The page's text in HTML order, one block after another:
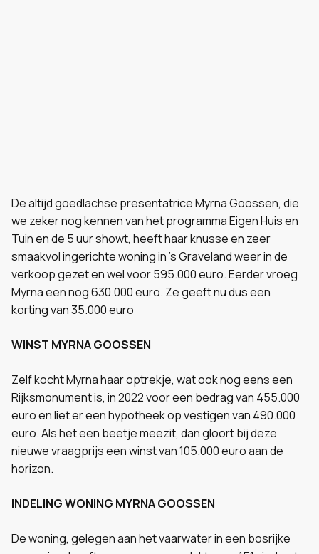
De altijd goedlachse presentatrice Myrna Goossen, die
we zeker nog kennen van het programma Eigen Huis en
Tuin en de 5 uur showt, heeft haar knusse en zeer
smaakvol ingerichte woning in 's Graveland weer in de
verkoop gezet en wel voor 595.000 euro. Eerder vroeg
Myrna een nog 630.000 euro. Ze geeft nu dus een
korting van 35.000 euro
WINST MYRNA GOOSSEN
Zelf kocht Myrna haar optrekje, wat ook nog eens een
Rijksmonument is, in 2022 voor een bedrag van 455.000
euro en liet er een hypotheek op vestigen van 490.000
euro. Als het een beetje meezit, dan gloort bij deze
nieuwe vraagprijs een winst van 105.000 euro aan de
horizon.
INDELING WONING MYRNA GOOSSEN
De woning, gelegen aan het vaarwater in een bosrijke